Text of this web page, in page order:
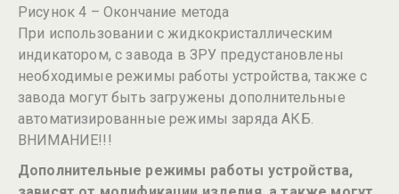
Рисунок 4 – Окончание метода
При использовании с жидкокристаллическим
индикатором, с завода в ЗРУ предустановлены
необходимые режимы работы устройства, также с
завода могут быть загружены дополнительные
автоматизированные режимы заряда АКБ.
ВНИМАНИЕ!!!
Дополнительные режимы работы устройства,